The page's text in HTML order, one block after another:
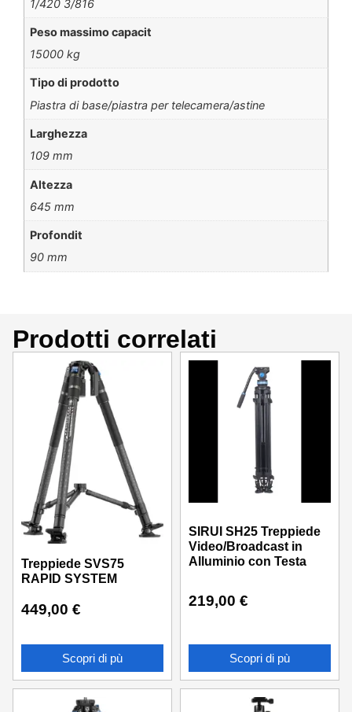
1/420 3/816
Peso massimo capacit
15000 kg
Tipo di prodotto
Piastra di base/piastra per telecamera/astine
Larghezza
109 mm
Altezza
645 mm
Profondit
90 mm
Prodotti correlati
Treppiede SVS75
RAPID SYSTEM
449,00 €
Scopri di pù
SIRUI SH25 Treppiede
Video/Broadcast in
Alluminio con Testa
219,00 €
Scopri di pù